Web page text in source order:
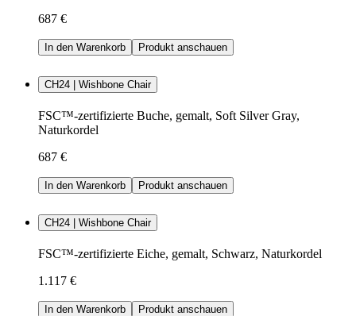
687 €
In den Warenkorb Produkt anschauen
CH24 | Wishbone Chair
FSC™-zertifizierte Buche, gemalt, Soft Silver Gray,
Naturkordel
687 €
In den Warenkorb Produkt anschauen
CH24 | Wishbone Chair
FSC™-zertifizierte Eiche, gemalt, Schwarz, Naturkordel
1.117 €
In den Warenkorb Produkt anschauen